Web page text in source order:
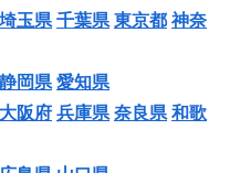
埼玉県 千葉県 東京都 神奈
静岡県 愛知県
大阪府 兵庫県 奈良県 和歌